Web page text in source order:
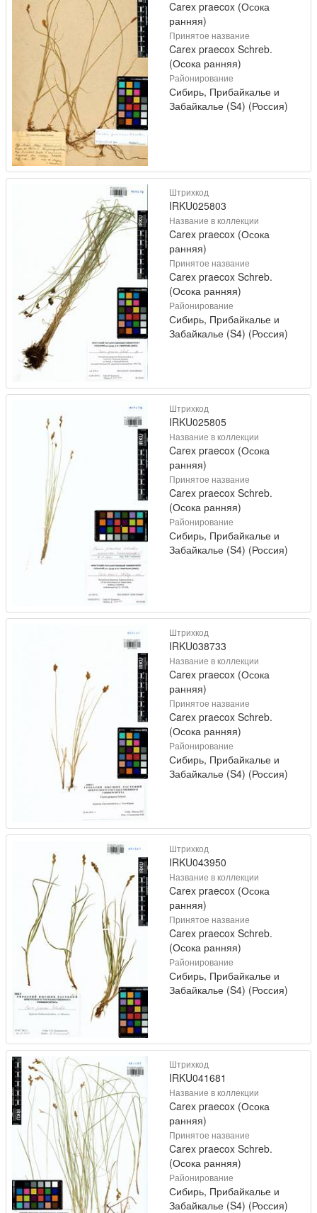
Carex praecox (Осока
ранняя)
Принятое название
Carex praecox Schreb.
(Осока ранняя)
Районирование
Сибирь, Прибайкалье и
Забайкалье (S4) (Россия)
Штрихкод
IRKU025803
Название в коллекции
Carex praecox (Осока
ранняя)
Принятое название
Carex praecox Schreb.
(Осока ранняя)
Районирование
Сибирь, Прибайкалье и
Забайкалье (S4) (Россия)
Штрихкод
IRKU025805
Название в коллекции
Carex praecox (Осока
ранняя)
Принятое название
Carex praecox Schreb.
(Осока ранняя)
Районирование
Сибирь, Прибайкалье и
Забайкалье (S4) (Россия)
Штрихкод
IRKU038733
Название в коллекции
Carex praecox (Осока
ранняя)
Принятое название
Carex praecox Schreb.
(Осока ранняя)
Районирование
Сибирь, Прибайкалье и
Забайкалье (S4) (Россия)
Штрихкод
IRKU043950
Название в коллекции
Carex praecox (Осока
ранняя)
Принятое название
Carex praecox Schreb.
(Осока ранняя)
Районирование
Сибирь, Прибайкалье и
Забайкалье (S4) (Россия)
Штрихкод
IRKU041681
Название в коллекции
Carex praecox (Осока
ранняя)
Принятое название
Carex praecox Schreb.
(Осока ранняя)
Районирование
Сибирь, Прибайкалье и
Забайкалье (S4) (Россия)